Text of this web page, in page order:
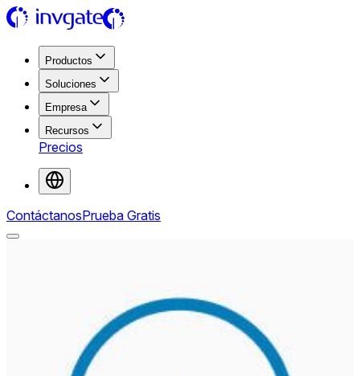
Productos
Soluciones
Empresa
Recursos
Precios
ContáctanosPrueba Gratis